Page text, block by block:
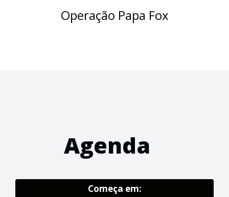
Operação Papa Fox
Agenda
Começa em: